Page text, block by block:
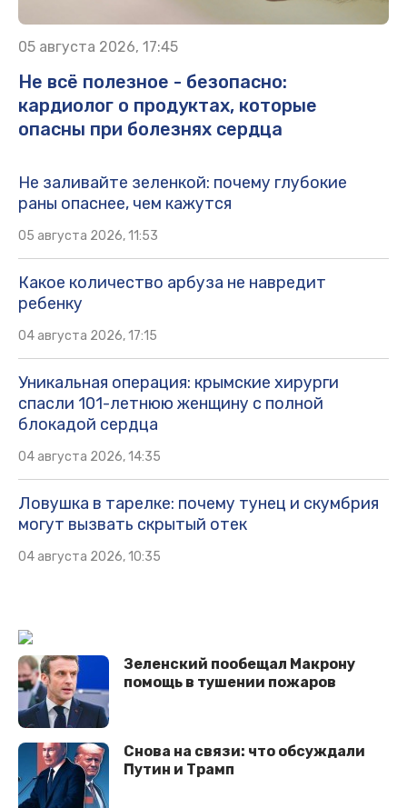
05 августа 2026, 17:45
Не всё полезное - безопасно:
кардиолог о продуктах, которые
опасны при болезнях сердца
Не заливайте зеленкой: почему глубокие
раны опаснее, чем кажутся
05 августа 2026, 11:53
Какое количество арбуза не навредит
ребенку
04 августа 2026, 17:15
Уникальная операция: крымские хирурги
спасли 101-летнюю женщину с полной
блокадой сердца
04 августа 2026, 14:35
Ловушка в тарелке: почему тунец и скумбрия
могут вызвать скрытый отек
04 августа 2026, 10:35
Зеленский пообещал Макрону
помощь в тушении пожаров
Снова на связи: что обсуждали
Путин и Трамп